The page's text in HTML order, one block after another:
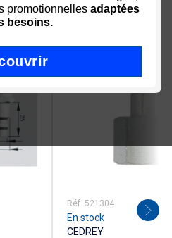
Réf. 521304
En stock
CEDREY
promotionnelles adaptées
besoins.